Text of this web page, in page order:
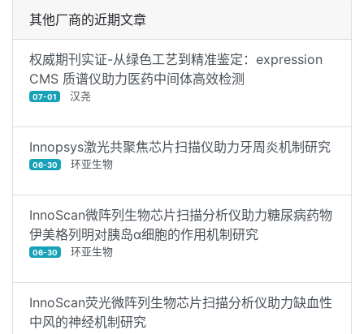
其他厂商的近期文章
权威期刊实证-从绿色工艺到精准鉴定：expression
CMS 质谱仪助力医药中间体高效检测
07-01 汉尧
Innopsys激光共聚焦芯片扫描仪助力牙周炎机制研究
06-30 环亚生物
InnoScan微阵列生物芯片扫描分析仪助力糖尿病药物
伊美格列明对胰岛α细胞的作用机制研究
06-30 环亚生物
InnoScan荧光微阵列生物芯片扫描分析仪助力缺血性
中风的神经机制研究